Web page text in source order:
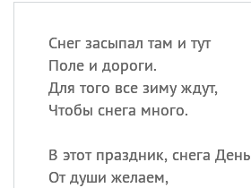
Снег засыпал там и тут
Поле и дороги.
Для того все зиму ждут,
Чтобы снега много.
В этот праздник, снега День
От души желаем,